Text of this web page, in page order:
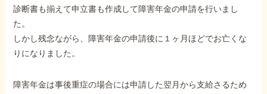
で受給相談をする
他社と何が違うの？
診断書も揃えて申立書も作成して障害年金の申請を行いまし
た。
しかし残念ながら、障害年金の申請後に１ヶ月ほどでお亡くな
りになりました。
障害年金は事後重症の場合には申請した翌月から支給さるため